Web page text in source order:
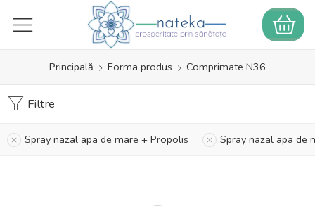
Principală Forma produs Comprimate N36
Filtre
Spray nazal apa de mare + Propolis Spray nazal apa de